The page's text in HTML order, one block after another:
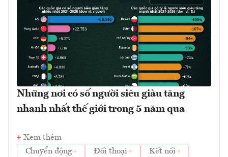
Những nơi có số người siêu giàu tăng
nhanh nhất thế giới trong 5 năm qua
Xem thêm
Chuyển động
Đối thoại
Kết nối